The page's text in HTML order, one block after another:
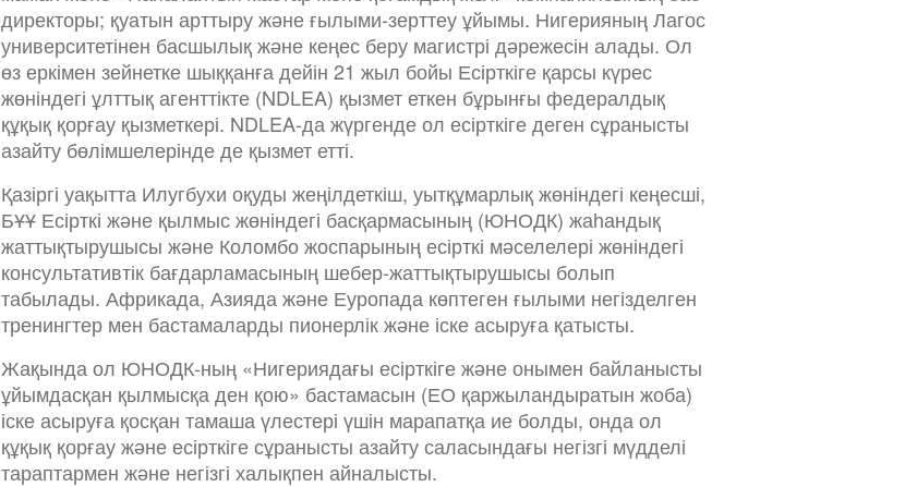
директоры; қуатын арттыру және ғылыми-зерттеу ұйымы. Нигерияның Лагос
университетінен басшылық және кеңес беру магистрі дәрежесін алады. Ол
өз еркімен зейнетке шыққанға дейін 21 жыл бойы Есірткіге қарсы күрес
жөніндегі ұлттық агенттікте (NDLEA) қызмет еткен бұрынғы федералдық
құқық қорғау қызметкері. NDLEA-да жүргенде ол есірткіге деген сұранысты
азайту бөлімшелерінде де қызмет етті.
Қазіргі уақытта Илугбухи оқуды жеңілдеткіш, уытқұмарлық жөніндегі кеңесші,
БҰҰ Есірткі және қылмыс жөніндегі басқармасының (ЮНОДК) жаһандық
жаттықтырушысы және Коломбо жоспарының есірткі мәселелері жөніндегі
консультативтік бағдарламасының шебер-жаттықтырушысы болып
табылады. Африкада, Азияда және Еуропада көптеген ғылыми негізделген
тренингтер мен бастамаларды пионерлік және іске асыруға қатысты.
Жақында ол ЮНОДК-ның «Нигериядағы есірткіге және онымен байланысты
ұйымдасқан қылмысқа ден қою» бастамасын (ЕО қаржыландыратын жоба)
іске асыруға қосқан тамаша үлестері үшін марапатқа ие болды, онда ол
құқық қорғау және есірткіге сұранысты азайту саласындағы негізгі мүдделі
тараптармен және негізгі халықпен айналысты.